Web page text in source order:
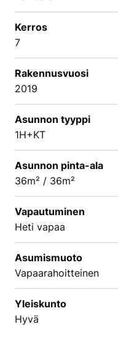
Kerros
7
Rakennusvuosi
2019
Asunnon tyyppi
1H+KT
Asunnon pinta-ala
36m² / 36m²
Vapautuminen
Heti vapaa
Asumismuoto
Vapaarahoitteinen
Yleiskunto
Hyvä